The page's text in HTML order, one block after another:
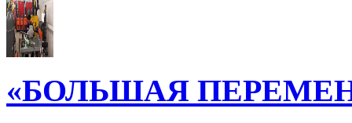
«БОЛЬШАЯ